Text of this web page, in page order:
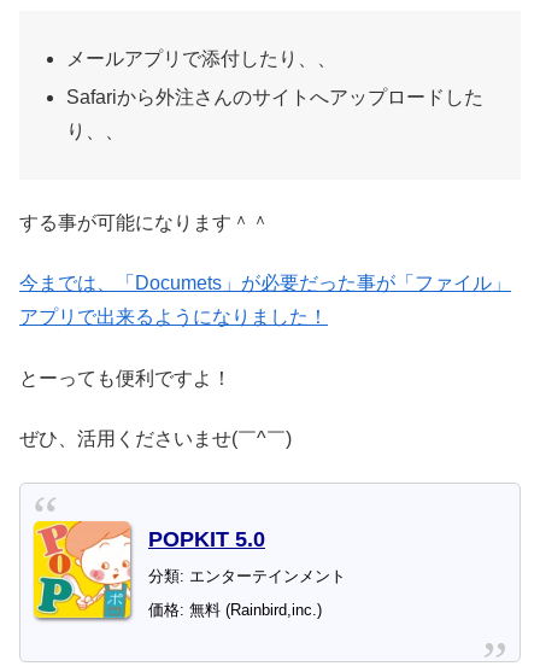
メールアプリで添付したり、、
Safariから外注さんのサイトへアップロードした
り、、
する事が可能になります＾＾
今までは、「Documets」が必要だった事が「ファイル」
アプリで出来るようになりました！
とーっても便利ですよ！
ぜひ、活用くださいませ(￣^￣)ゞ
POPKIT 5.0
分類: エンターテインメント
価格: 無料 (Rainbird,inc.)